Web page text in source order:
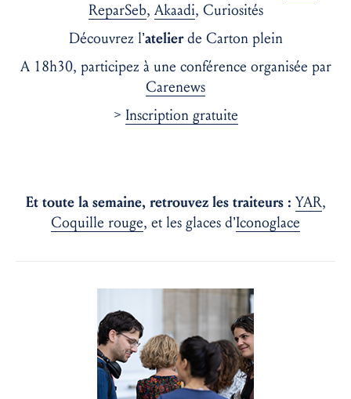
ReparSeb, Akaadi, Curiosités
Découvrez l’atelierde Carton plein
A 18h30, participez à une conférence organisée par
Carenews
> Inscription gratuite
Et toute la semaine, retrouvez les traiteurs : YAR,
Coquille rouge, et les glaces d’Iconoglace